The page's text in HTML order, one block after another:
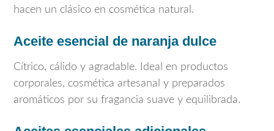
hacen un clásico en cosmética natural.
Aceite esencial de naranja dulce
Cítrico, cálido y agradable. Ideal en productos
corporales, cosmética artesanal y preparados
aromáticos por su fragancia suave y equilibrada.